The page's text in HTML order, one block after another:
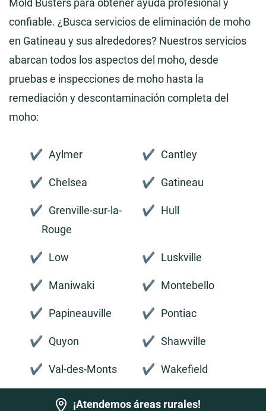
Mold Busters para obtener ayuda profesional y
confiable. ¿Busca servicios de eliminación de moho
en Gatineau y sus alrededores? Nuestros servicios
abarcan todos los aspectos del moho, desde
pruebas e inspecciones de moho hasta la
remediación y descontaminación completa del
moho:
Aylmer Cantley
Chelsea Gatineau
Grenville-sur-la-
Rouge
Hull
Low Luskville
Maniwaki Montebello
Papineauville Pontiac
Quyon Shawville
Val-des-Monts Wakefield
¡Atendemos áreas rurales!